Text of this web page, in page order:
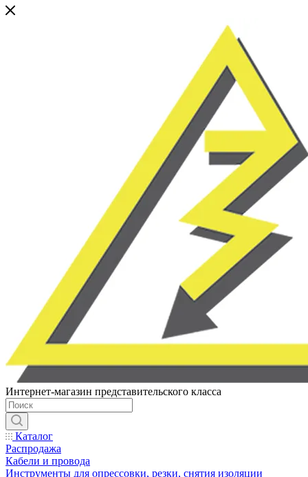
Интернет-магазин представительского класса
Каталог
Распродажа
Кабели и провода
Инструменты для опрессовки, резки, снятия изоляции